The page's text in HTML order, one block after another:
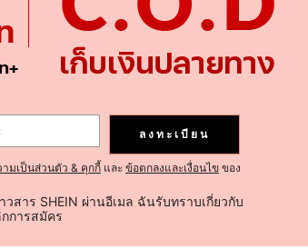
ลงทะเบียน
มเป็นส่วนตัว & คุกกี้ และ ข้อตกลงและเงื่อนไข ของ
สาร SHEIN ผ่านอีเมล ฉันรับทราบเกี่ยวกับ
การสมัคร